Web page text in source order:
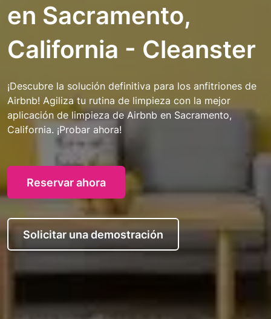
en Sacramento,
California - Cleanster
¡Descubre la solución definitiva para los anfitriones de
Airbnb! Agiliza tu rutina de limpieza con la mejor
aplicación de limpieza de Airbnb en Sacramento,
California. ¡Probar ahora!
Reservar ahora
Solicitar una demostración